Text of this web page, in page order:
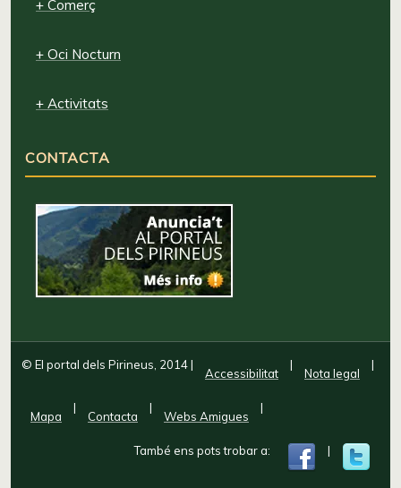
+ Comerç
+ Oci Nocturn
+ Activitats
CONTACTA
© El portal dels Pirineus, 2014|
Accessibilitat
|
Nota legal
|
Mapa
|
Contacta
|
Webs Amigues
|
També ens pots trobar a: |